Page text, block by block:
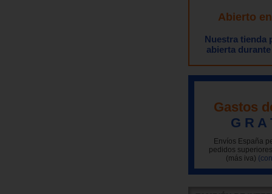
Abierto
Nuestra tienda
abierta
Gastos
G R A
Envíos España
pedidos
(más iva)